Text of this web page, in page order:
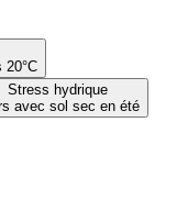
20°C
Stress hydrique
avec sol sec en été